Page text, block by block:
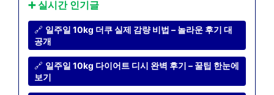
➕ 실시간 인기글
🔗 일주일 10kg 더쿠 실제 감량 비법 – 놀라운 후기 대
공개
🔗 일주일 10kg 다이어트 디시 완벽 후기 – 꿀팁 한눈에
보기